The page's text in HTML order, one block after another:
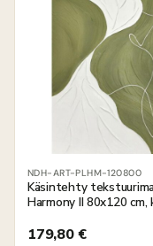
NDH-ART-PLHM-120800
Käsintehty
Harmony II 80x120
179,80€